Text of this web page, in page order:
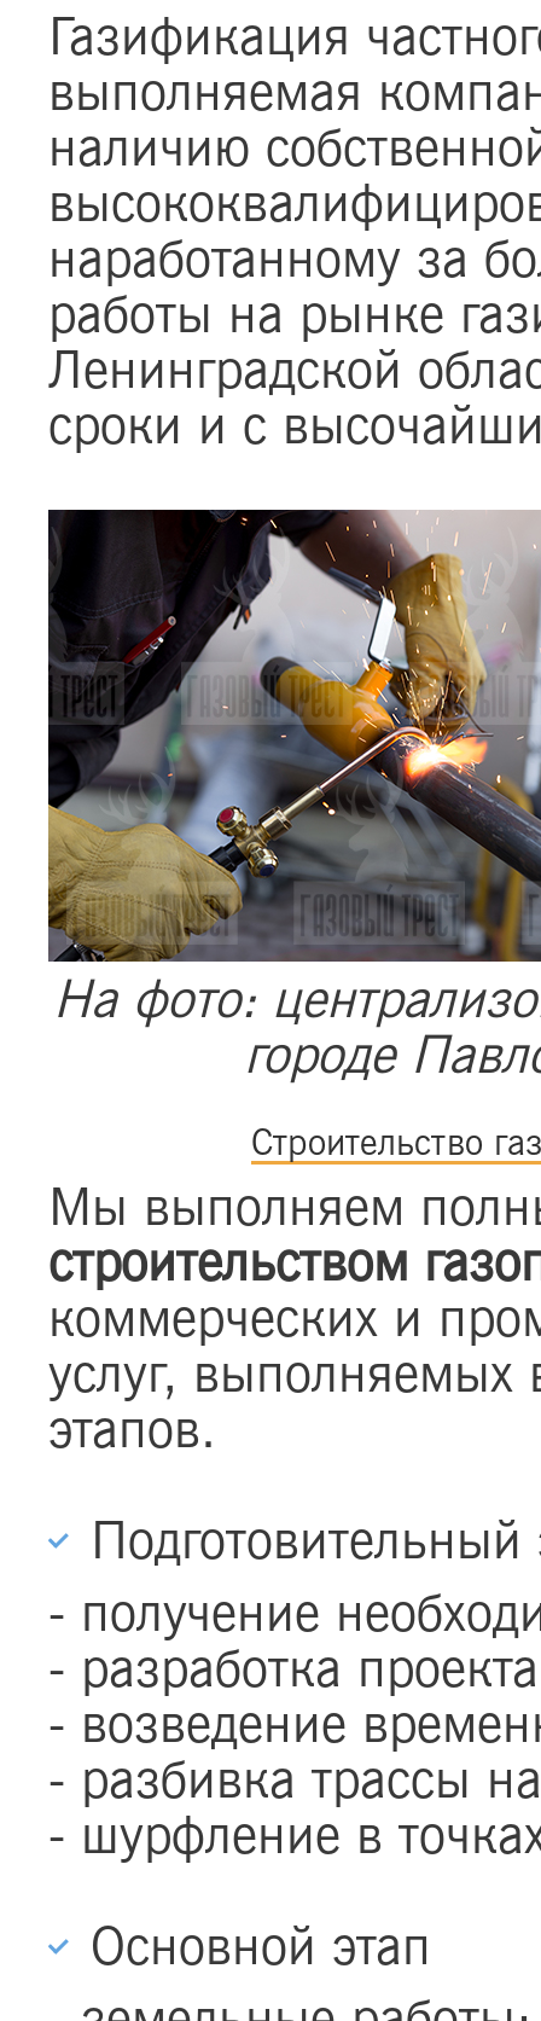
Газификация
выполняемая
наличию
наработанному за
работы на рынке
Ленинградской
сроки и с
На фото:
городе
Строительство
Мы выполняем
строительством
коммерческих и
услуг, выполняемых
этапов.
Подготовительный
- получение
- разработка
- возведение
- разбивка трассы
- шурфление в
Основной этап